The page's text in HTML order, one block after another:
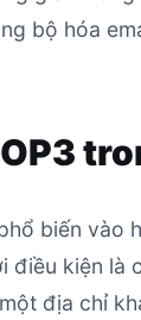
bộ hóa
biến vào
điều kiện là
địa chỉ